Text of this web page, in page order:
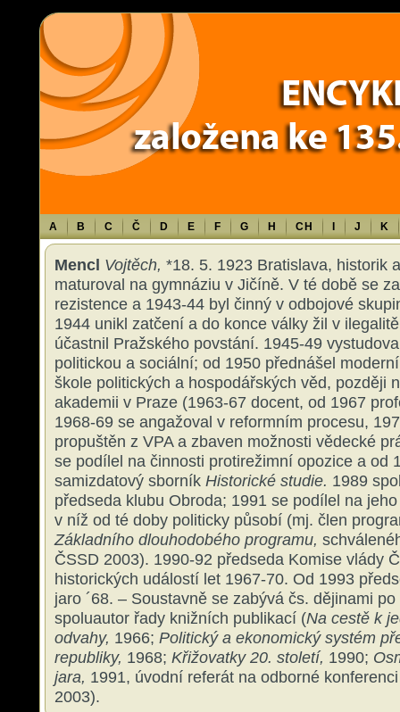
Warning: Use of undefined constant TXT - assumed 'TXT' (this will throw
content/themes/sablona/functions.php
A B C Č D E F G H CH J K
Mencl Vojtěch, *18. 5. 1923 Bratislava, historik
maturoval na gymnáziu v Jičíně. V té době se
rezistence a 1943-44 byl činný v odbojové
1944 unikl zatčení a do konce války žil v
účastnil Pražského povstání. 1945-49
politickou a sociální; od 1950 přednášel
škole politických a hospodářských věd, později
akademii v Praze (1963-67 docent, od 1967
1968-69 se angažoval v reformním procesu,
propuštěn z VPA a zbaven možnosti vědecké
se podílel na činnosti protirežimní opozice a od
samizdatový sborník Historické studie. 1989
předseda klubu Obroda; 1991 se podílel na
v níž od té doby politicky působí (mj. člen
Základního dlouhodobého programu,
ČSSD 2003). 1990-92 předseda Komise vlády
historických událostí let 1967-70. Od 1993
jaro ´68. – Soustavně se zabývá čs. dějinami
spoluautor řady knižních publikací (Na cestě k
odvahy, 1966; Politický a ekonomický systém
republiky, 1968; Křižovatky 20. století, 1990;
jara, 1991, úvodní referát na odborné
2003).